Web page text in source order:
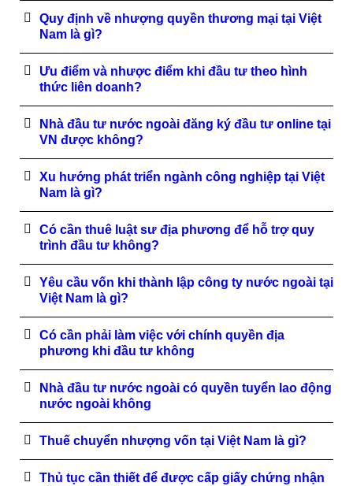
Quy định về nhượng quyền thương mại tại Việt
Nam là gì?
Ưu điểm và nhược điểm khi đầu tư theo hình
thức liên doanh?
Nhà đầu tư nước ngoài đăng ký đầu tư online tại
VN được không?
Xu hướng phát triển ngành công nghiệp tại Việt
Nam là gì?
Có cần thuê luật sư địa phương để hỗ trợ quy
trình đầu tư không?
Yêu cầu vốn khi thành lập công ty nước ngoài tại
Việt Nam là gì?
Có cần phải làm việc với chính quyền địa
phương khi đầu tư không
Nhà đầu tư nước ngoài có quyền tuyển lao động
nước ngoài không
Thuế chuyển nhượng vốn tại Việt Nam là gì?
Thủ tục cần thiết để được cấp giấy chứng nhận